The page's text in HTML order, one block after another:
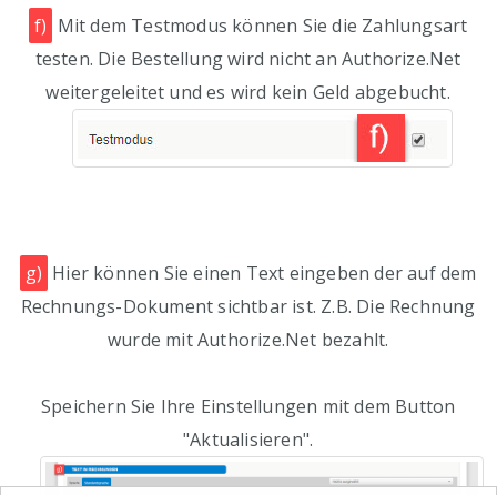
f) Mit dem Testmodus können Sie die Zahlungsart
testen. Die Bestellung wird nicht an Authorize.Net
weitergeleitet und es wird kein Geld abgebucht.
g) Hier können Sie einen Text eingeben der auf dem
Rechnungs-Dokument sichtbar ist. Z.B. Die Rechnung
wurde mit Authorize.Net bezahlt.
Speichern Sie Ihre Einstellungen mit dem Button
"Aktualisieren".